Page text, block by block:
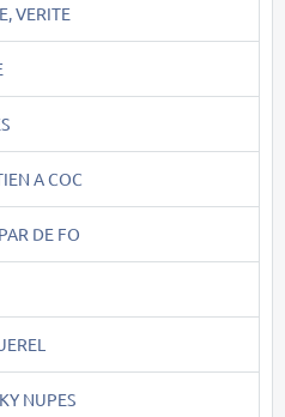
VERITE
A COC
DE FO
NUPES